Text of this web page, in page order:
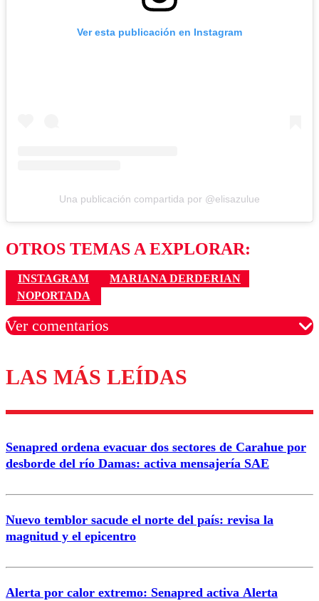
Ver esta publicación en Instagram
Una publicación compartida por @elisazulue
OTROS TEMAS A EXPLORAR:
INSTAGRAM
MARIANA DERDERIAN
NOPORTADA
Ver comentarios
Los comentarios son moderados para garantizar un
diálogo respetuoso.
Nombre
Correo
LAS MÁS LEÍDAS
Senapred ordena evacuar dos sectores de Carahue por
desborde del río Damas: activa mensajería SAE
Nuevo temblor sacude el norte del país: revisa la
magnitud y el epicentro
Alerta por calor extremo: Senapred activa Alerta